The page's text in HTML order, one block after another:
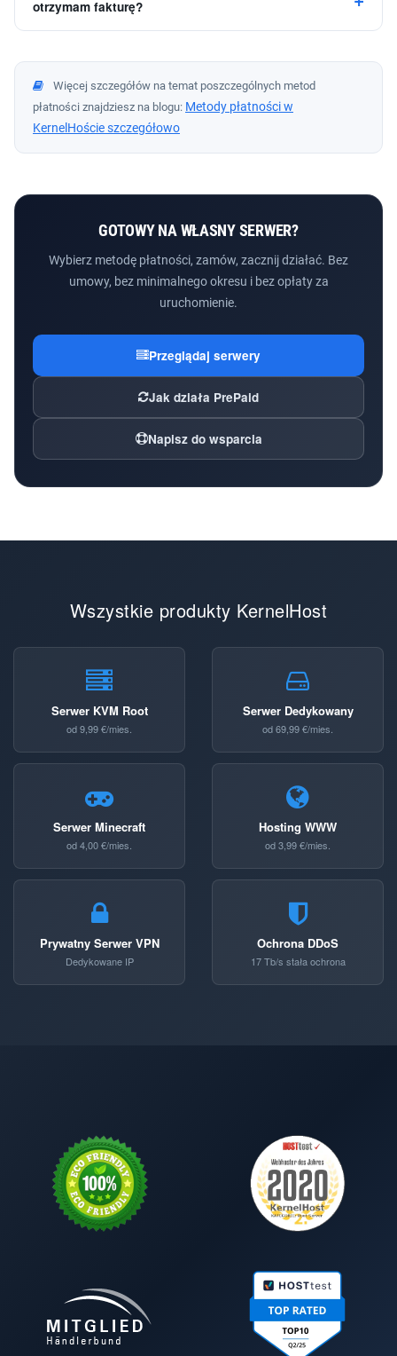
otrzymam fakturę?
Więcej szczegółów na temat poszczególnych metod
płatności znajdziesz na blogu: Metody płatności w
KernelHoście szczegółowo
GOTOWY NA WŁASNY SERWER?
Wybierz metodę płatności, zamów, zacznij działać. Bez
umowy, bez minimalnego okresu i bez opłaty za
uruchomienie.
Przeglądaj serwery
Jak działa PrePaid
Napisz do wsparcia
Wszystkie produkty KernelHost
Serwer KVM Root
od 9,99 €/mies.
Serwer Dedykowany
od 69,99 €/mies.
Serwer Minecraft
od 4,00 €/mies.
Hosting WWW
od 3,99 €/mies.
Prywatny Serwer VPN
Dedykowane IP
Ochrona DDoS
17 Tb/s stała ochrona